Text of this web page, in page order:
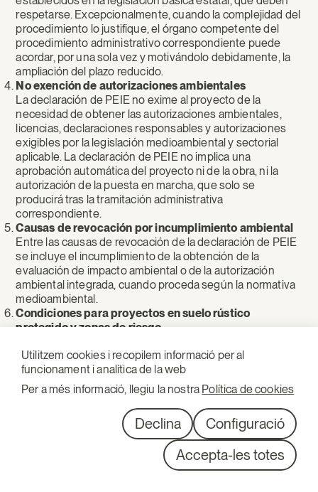
respetarse. Excepcionalmente, cuando la complejidad del
procedimiento lo justifique, el órgano competente del
procedimiento administrativo correspondiente puede
acordar, por una sola vez y motivándolo debidamente, la
ampliación del plazo reducido.
No exención de autorizaciones ambientales
La declaración de PEIE no exime al proyecto de la
necesidad de obtener las autorizaciones ambientales,
licencias, declaraciones responsables y autorizaciones
exigibles por la legislación medioambiental y sectorial
aplicable. La declaración de PEIE no implica una
aprobación automática del proyecto ni de la obra, ni la
autorización de la puesta en marcha, que solo se
producirá tras la tramitación administrativa
correspondiente.
Causas de revocación por incumplimiento ambiental
Entre las causas de revocación de la declaración de PEIE
se incluye el incumplimiento de la obtención de la
evaluación de impacto ambiental o de la autorización
ambiental integrada, cuando proceda según la normativa
medioambiental.
Condiciones para proyectos en suelo rústico
protegido y zonas de riesgo
ubicación de PEIE en suelos rústicos protegidos o en
áreas de prevención de riesgo, exigiendo informes
preceptivos y el cumplimiento de la normativa ambiental y
de protección de zonas inundables.
Compatibilidad con la normativa sectorial y básica
El decreto-ley remite expresamente a la aplicación de la
normativa sectorial y básica estatal en materia ambiental,
lo que implica que los estándares de protección ambiental
Utilitzem cookies i recopilem informació per al
funcionament i analítica de la web
Per a més informació, llegiu la nostra Política de cookies
Declina
Configuració
Accepta-les totes